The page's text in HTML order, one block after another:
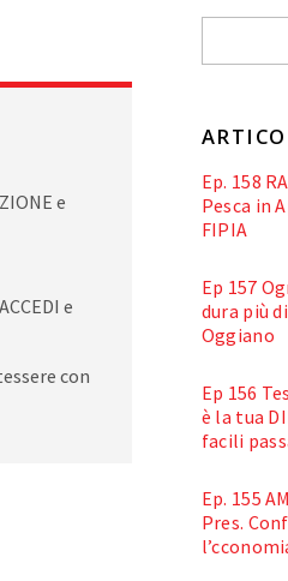
e
e
con
Ep. 158
Pesca in
FIPIA
Ep 157
dura più
Oggiano
Ep 156
è la tua
facili
Ep. 155
Pres.